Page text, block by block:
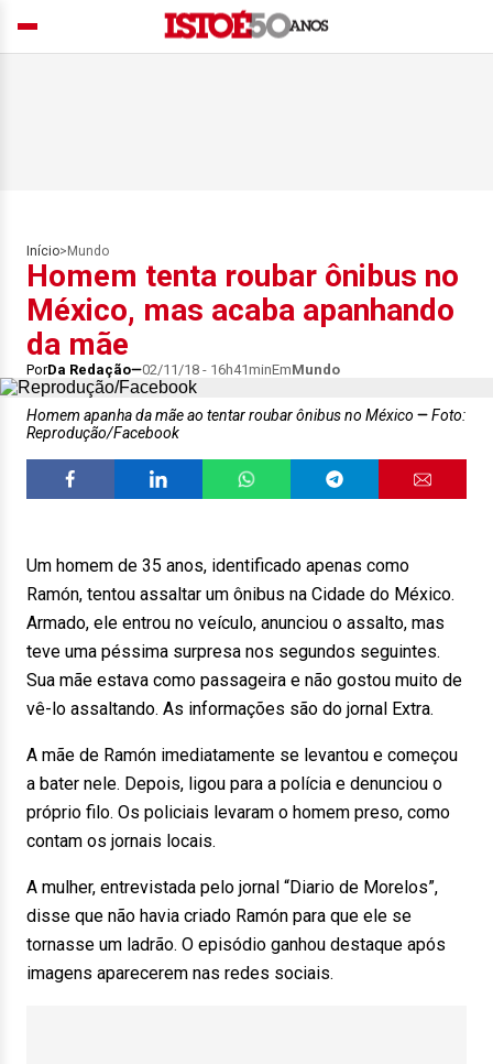
Início> Mundo
Homem tenta roubar ônibus no
México, mas acaba apanhando
da mãe
PorDa Redação 02/11/18 - 16h41minEmMundo
Homem apanha da mãe ao tentar roubar ônibus no México
Foto:
Reprodução/Facebook
Um homem de 35 anos, identificado apenas como
Ramón, tentou assaltar um ônibus na Cidade do México.
Armado, ele entrou no veículo, anunciou o assalto, mas
teve uma péssima surpresa nos segundos seguintes.
Sua mãe estava como passageira e não gostou muito de
vê-lo assaltando. As informações são do jornal Extra.
A mãe de Ramón imediatamente se levantou e começou
a bater nele. Depois, ligou para a polícia e denunciou o
próprio filo. Os policiais levaram o homem preso, como
contam os jornais locais.
A mulher, entrevistada pelo jornal “Diario de Morelos”,
disse que não havia criado Ramón para que ele se
tornasse um ladrão. O episódio ganhou destaque após
imagens aparecerem nas redes sociais.